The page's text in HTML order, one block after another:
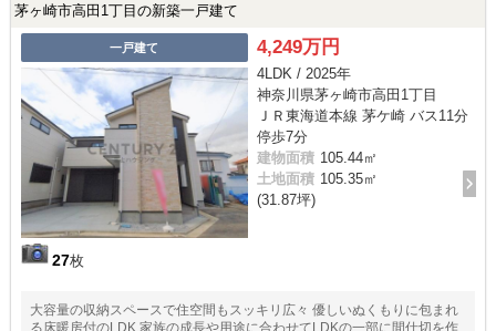
茅ヶ崎市高田1丁目の新築一戸建て
一戸建て
27枚
4,249万円
4LDK / 2025年
神奈川県茅ヶ崎市高田1丁目
ＪＲ東海道本線 茅ケ崎 バス11分
停歩7分
建物面積 105.44㎡
土地面積 105.35㎡
(31.87坪)
大容量の収納スペースで住空間もスッキリ広々 優しいぬくもりに包まれ
る床暖房付のLDK 家族の成長や用途に合わせてLDKの一部に間仕切を作